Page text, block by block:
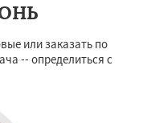
или заказать по
-- определиться с